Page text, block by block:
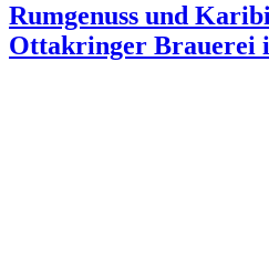
Rumgenuss und
Ottakringer Brauerei